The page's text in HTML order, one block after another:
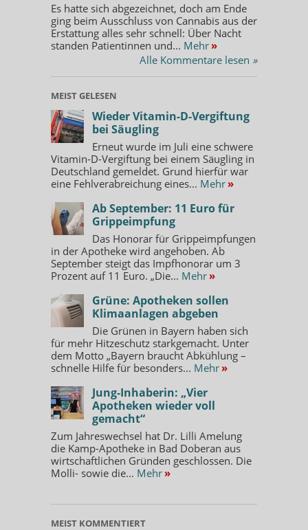
Es hatte sich abgezeichnet, doch am Ende
ging beim Ausschluss von Cannabis aus der
Erstattung alles sehr schnell: Über Nacht
standen Patientinnen und... Mehr »
Alle Kommentare lesen »
MEIST GELESEN
Wieder Vitamin-D-Vergiftung
bei Säugling
Erneut wurde im Juli eine schwere
Vitamin-D-Vergiftung bei einem Säugling in
Deutschland gemeldet. Grund hierfür war
eine Fehlverabreichung eines... Mehr »
Ab September: 11 Euro für
Grippeimpfung
Das Honorar für Grippeimpfungen
in der Apotheke wird angehoben. Ab
September steigt das Impfhonorar um 3
Prozent auf 11 Euro. „Die... Mehr »
Grüne: Apotheken sollen
Klimaanlagen abgeben
Die Grünen in Bayern haben sich
für mehr Hitzeschutz starkgemacht. Unter
dem Motto „Bayern braucht Abkühlung –
schnelle Hilfe für besonders... Mehr »
Jung-Inhaberin: „Vier
Apotheken wieder voll
gemacht“
Zum Jahreswechsel hat Dr. Lilli Amelung
die Kamp-Apotheke in Bad Doberan aus
wirtschaftlichen Gründen geschlossen. Die
Molli- sowie die... Mehr »
MEIST KOMMENTIERT